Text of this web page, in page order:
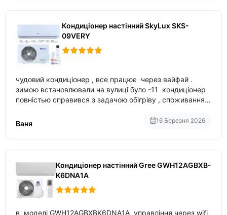
Кондиціонер настінний SkyLux SKS-
09VERY
чудовий кондиціонер , все працює через вайфай .
зимою встановлювали на вулиці було -11 кондиціонер
повністью справився з задачою обігріву , споживання
температури
Ваня 16 Березня 2026
Кондиціонер настінний Gree GWH12AGBXB-
K6DNA1A
в моделі GWH12AGBXBK6DNA1A управління через wifi